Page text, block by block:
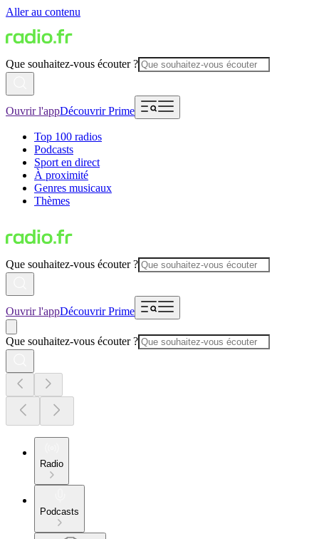
Aller au contenu
Que souhaitez-vous écouter ?
Ouvrir l'appDécouvrir Prime
Top 100 radios
Podcasts
Sport en direct
À proximité
Genres musicaux
Thèmes
Que souhaitez-vous écouter ?
Ouvrir l'appDécouvrir Prime
Que souhaitez-vous écouter ?
Radio
Podcasts